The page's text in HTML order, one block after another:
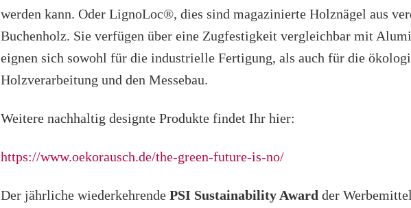
werden kann. Oder LignoLoc®, dies sind magazinierte Holznägel aus
Buchenholz. Sie verfügen über eine Zugfestigkeit vergleichbar mit
eignen sich sowohl für die industrielle Fertigung, als auch für die
Holzverarbeitung und den Messebau.
Weitere nachhaltig designte Produkte findet Ihr hier:
https://www.oekorausch.de/the-green-future-is-no/
Der jährliche wiederkehrende PSI Sustainability Award der